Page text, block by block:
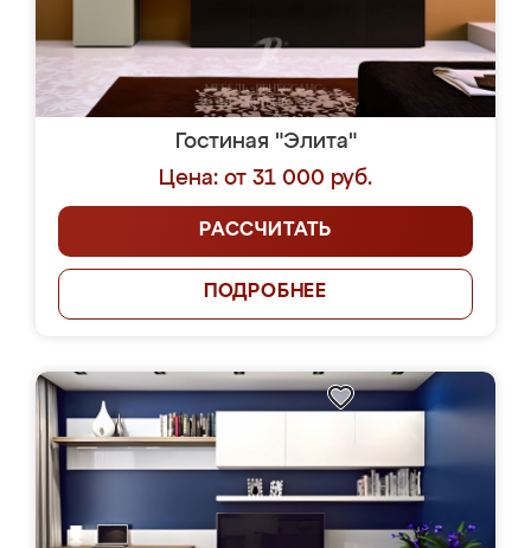
Гостиная "Элита"
Цена: от 31 000 руб.
РАССЧИТАТЬ
ПОДРОБНЕЕ